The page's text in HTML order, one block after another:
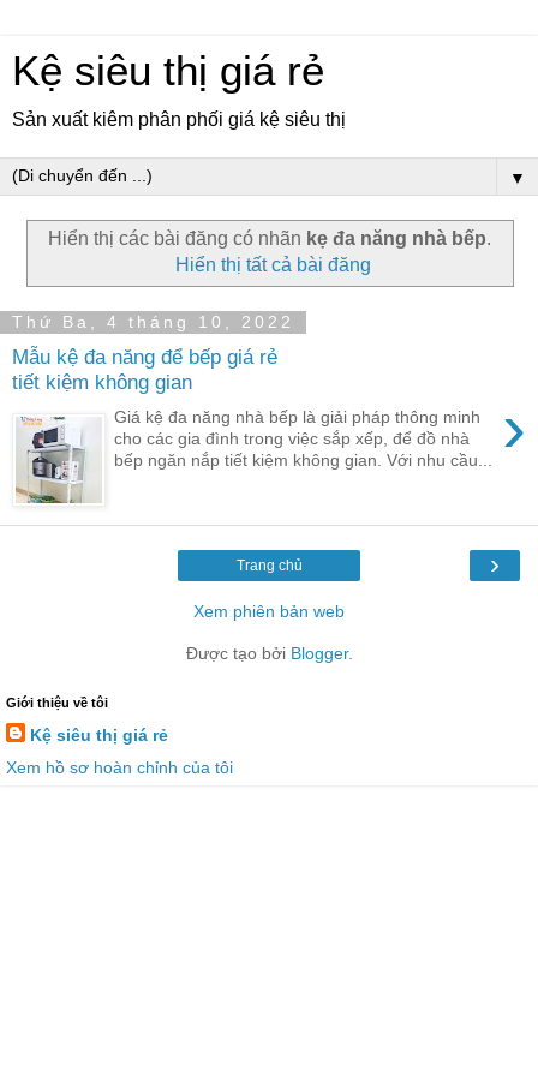
Kệ siêu thị giá rẻ
Sản xuất kiêm phân phối giá kệ siêu thị
▼
Hiển thị các bài đăng có nhãn kẹ đa năng nhà bếp.
Hiển thị tất cả bài đăng
Thứ Ba, 4 tháng 10, 2022
Mẫu kệ đa năng để bếp giá rẻ
tiết kiệm không gian
›
Giá kệ đa năng nhà bếp là giải pháp thông minh
cho các gia đình trong việc sắp xếp, để đồ nhà
bếp ngăn nắp tiết kiệm không gian. Với nhu cầu...
›
Trang chủ
Xem phiên bản web
Được tạo bởi Blogger.
Giới thiệu về tôi
Kệ siêu thị giá rẻ
Xem hồ sơ hoàn chỉnh của tôi